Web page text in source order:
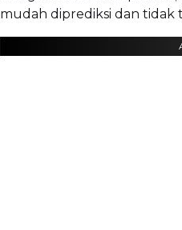
mudah diprediksi dan